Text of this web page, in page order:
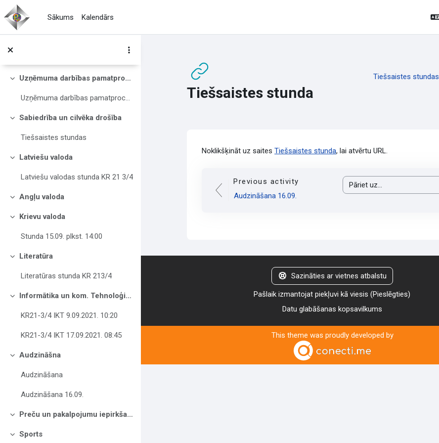
Atvērt galveno saturu
Sākums
Kalendārs
IT konsultācijas
Savērst
Uzņēmuma darbības pamatprocesi
Uzņēmuma darbības pamatprocesi
Savērst
Sabiedrība un cilvēka drošība
Tiešsaistes stundas
Savērst
Latviešu valoda
Latviešu valodas stunda KR 21 3/4
Savērst
Angļu valoda
Savērst
Krievu valoda
Stunda 15.09. plkst. 14:00
Savērst
Literatūra
Literatūras stunda KR 213/4
Savērst
Informātika un kom. Tehnoloģijas
KR21-3/4 IKT 9.09.2021. 10:20
KR21-3/4 IKT 17.09.2021. 08:45
Savērst
Audzināšna
Audzināšana
Audzināšana 16.09.
Savērst
Preču un pakalpojumu iepirkšana KR21-3/4
Savērst
Sports
Tiešsaistes stunda
Tiešsaistes stundas
Noklikšķināt uz saitesTiešsaistes stunda, lai atvērtu URL.
Previous activity
Audzināšana 16.09.
Pāriet uz...
Contact us Sazināties ar vietnes atbalstu
Pašlaik izmantojat piekļuvi kā viesis (Pieslēgties)
Datu glabāšanas kopsavilkums
This theme was proudly developed by